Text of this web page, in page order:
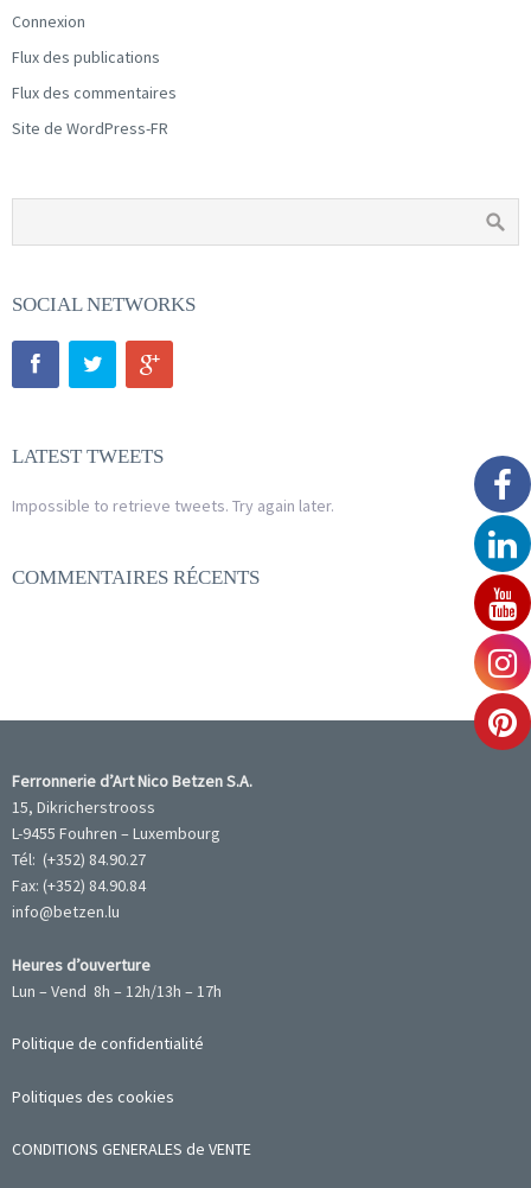
Connexion
Flux des publications
Flux des commentaires
Site de WordPress-FR
SOCIAL NETWORKS
LATEST TWEETS
Impossible to retrieve tweets. Try again later.
COMMENTAIRES RÉCENTS
Ferronnerie d’Art Nico Betzen S.A.
15, Dikricherstrooss
L-9455 Fouhren – Luxembourg
Tél: (+352) 84.90.27
Fax: (+352) 84.90.84
info@betzen.lu
Heures d’ouverture
Lun – Vend 8h – 12h/13h – 17h
Politique de confidentialité
Politiques des cookies
CONDITIONS GENERALES de VENTE